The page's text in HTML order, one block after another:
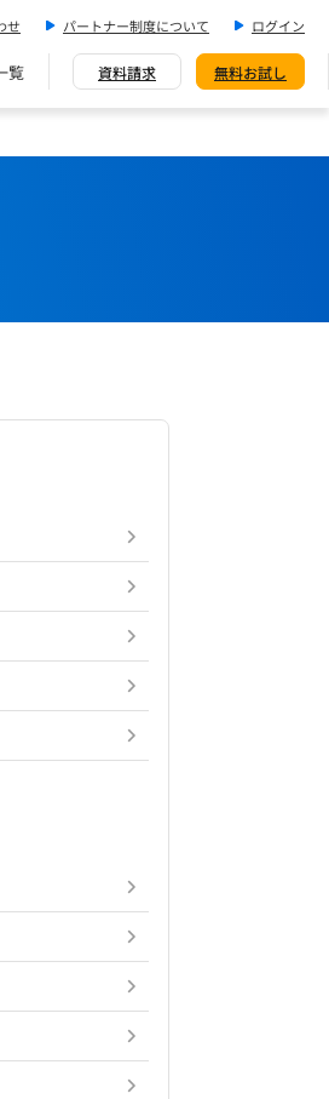
せ パートナー制度について ログイン
覧 資料請求 無料お試し